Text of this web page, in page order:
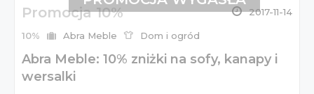
Promocja 10% 2017-11-14
10% Abra Meble Dom i ogród
Abra Meble: 10% zniżki na sofy, kanapy i
wersalki